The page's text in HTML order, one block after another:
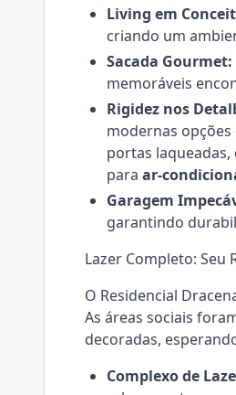
Living em
criando um
Sacada Gourmet:
memoráveis
Rigidez nos
modernas
portas
para ar-
Garagem
garantindo
Lazer Completo: Seu
O Residencial
As áreas sociais
decoradas,
Complexo de